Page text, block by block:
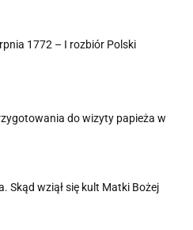
1772 – I rozbiór Polski
do wizyty papieża w
Skąd wziął się kult Matki Bożej